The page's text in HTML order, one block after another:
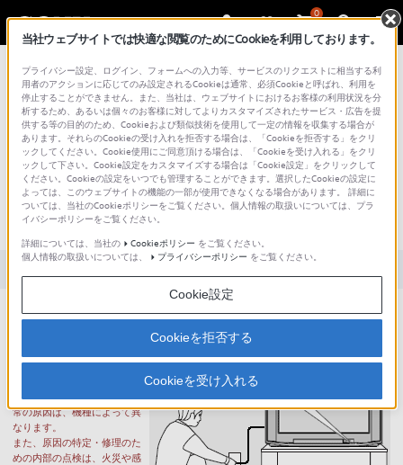
0
総合サポート・お問い合わせ
文書番号 : S1110278007514 / 最終更新日 : 2017/11/16
スタンバイ/オフタイマーランプ (画面
下の赤色のランプ) が点滅しているので
すが？ (ブラウン管テレビ)
点滅 は、本機に異常が起きて
※ 点滅回数から想定される異
常の原因は、機種によって異
なります。
また、原因の特定・修理のた
めの内部の点検は、火災や感
当社ウェブサイトでは快適な閲覧のためにCookieを利用しております。
プライバシー設定、ログイン、フォームへの入力等、サービスのリクエストに相当する利
用者のアクションに応じてのみ設定されるCookieは通常、必須Cookieと呼ばれ、利用を
停止することができません。また、当社は、ウェブサイトにおけるお客様の利用状況を分
析するため、あるいは個々のお客様に対してよりカスタマイズされたサービス・広告を提
供する等の目的のため、Cookieおよび類似技術を使用して一定の情報を収集する場合が
あります。それらのCookieの受け入れを拒否する場合は、「Cookieを拒否する」をクリ
ックしてください。Cookie使用にご同意頂ける場合は、「Cookieを受け入れる」をクリ
ックして下さい。Cookie設定をカスタマイズする場合は「Cookie設定」をクリックして
ください。Cookieの設定をいつでも管理することができます。選択したCookieの設定に
よっては、このウェブサイトの機能の一部が使用できなくなる場合があります。 詳細に
ついては、当社のCookieポリシーをご覧ください。個人情報の取扱いについては、プラ
イバシーポリシーをご覧ください。
詳細については、当社の
Cookieポリシー をご覧ください。
個人情報の取扱いについては、
プライバシーポリシー をご覧ください。
Cookie設定
Cookieを拒否する
Cookieを受け入れる